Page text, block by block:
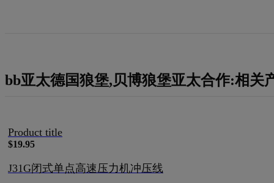
bb亚太德国狼堡,贝博狼堡亚太合作:相关
Product title
$19.95
J31G闭式单点高速压力机冲压线